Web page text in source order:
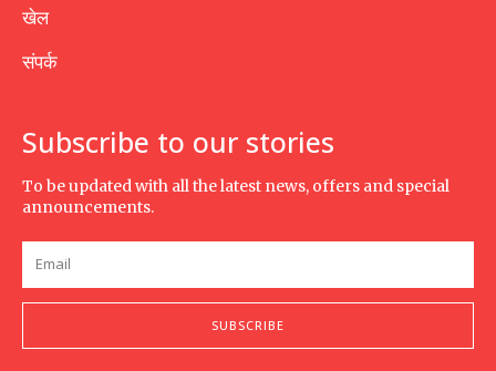
खेल
संपर्क
Subscribe to our stories
To be updated with all the latest news, offers and special
announcements.
SUBSCRIBE